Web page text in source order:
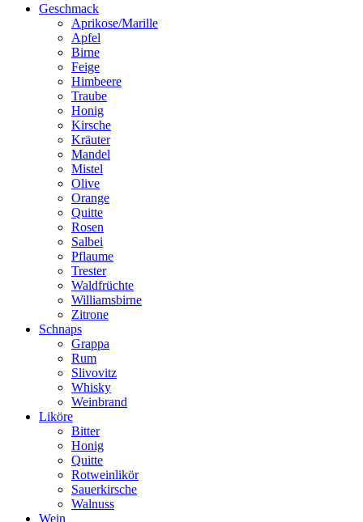
Geschmack
Aprikose/Marille
Apfel
Birne
Feige
Himbeere
Traube
Honig
Kirsche
Kräuter
Mandel
Mistel
Olive
Orange
Quitte
Rosen
Salbei
Pflaume
Trester
Waldfrüchte
Williamsbirne
Zitrone
Schnaps
Grappa
Rum
Slivovitz
Whisky
Weinbrand
Liköre
Bitter
Honig
Quitte
Rotweinlikör
Sauerkirsche
Walnuss
Wein